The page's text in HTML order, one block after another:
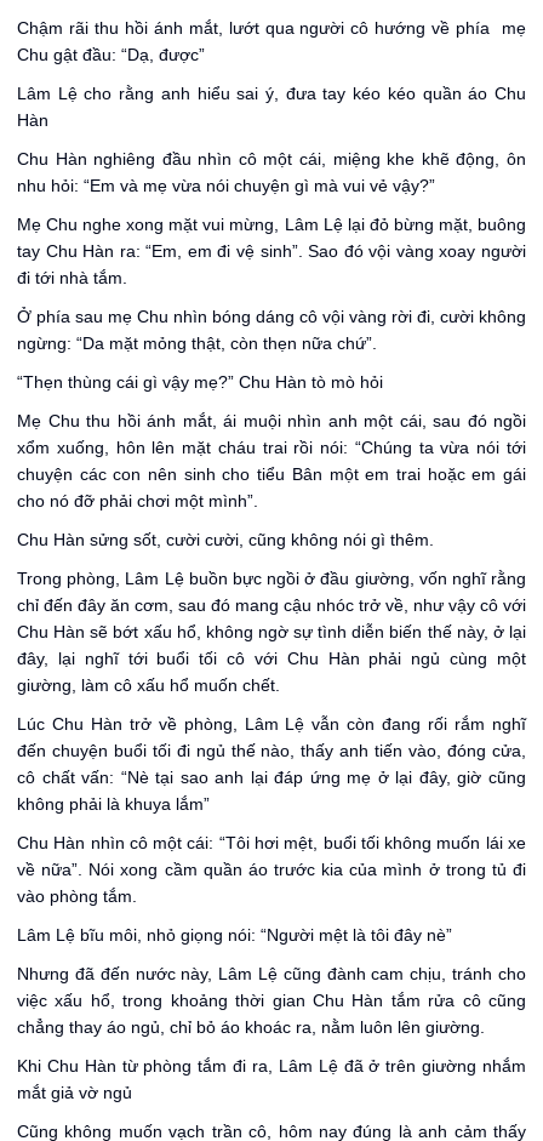
Chậm rãi thu hồi ánh mắt, lướt qua người cô hướng về phía mẹ
Chu gật đầu: “Dạ, được”
Lâm Lệ cho rằng anh hiểu sai ý, đưa tay kéo kéo quần áo Chu
Hàn
Chu Hàn nghiêng đầu nhìn cô một cái, miệng khe khẽ động, ôn
nhu hỏi: “Em và mẹ vừa nói chuyện gì mà vui vẻ vậy?”
Mẹ Chu nghe xong mặt vui mừng, Lâm Lệ lại đỏ bừng mặt, buông
tay Chu Hàn ra: “Em, em đi vệ sinh”. Sao đó vội vàng xoay người
đi tới nhà tắm.
Ở phía sau mẹ Chu nhìn bóng dáng cô vội vàng rời đi, cười không
ngừng: “Da mặt mỏng thật, còn thẹn nữa chứ”.
“Thẹn thùng cái gì vậy mẹ?” Chu Hàn tò mò hỏi
Mẹ Chu thu hồi ánh mắt, ái muội nhìn anh một cái, sau đó ngồi
xổm xuống, hôn lên mặt cháu trai rồi nói: “Chúng ta vừa nói tới
chuyện các con nên sinh cho tiểu Bân một em trai hoặc em gái
cho nó đỡ phải chơi một mình”.
Chu Hàn sửng sốt, cười cười, cũng không nói gì thêm.
Trong phòng, Lâm Lệ buồn bực ngồi ở đầu giường, vốn nghĩ rằng
chỉ đến đây ăn cơm, sau đó mang cậu nhóc trở về, như vậy cô với
Chu Hàn sẽ bớt xấu hổ, không ngờ sự tình diễn biến thế này, ở lại
đây, lại nghĩ tới buổi tối cô với Chu Hàn phải ngủ cùng một
giường, làm cô xấu hổ muốn chết.
Lúc Chu Hàn trở về phòng, Lâm Lệ vẫn còn đang rối rắm nghĩ
đến chuyện buổi tối đi ngủ thế nào, thấy anh tiến vào, đóng cửa,
cô chất vấn: “Nè tại sao anh lại đáp ứng mẹ ở lại đây, giờ cũng
không phải là khuya lắm”
Chu Hàn nhìn cô một cái: “Tôi hơi mệt, buổi tối không muốn lái xe
về nữa”. Nói xong cầm quần áo trước kia của mình ở trong tủ đi
vào phòng tắm.
Lâm Lệ bĩu môi, nhỏ giọng nói: “Người mệt là tôi đây nè”
Nhưng đã đến nước này, Lâm Lệ cũng đành cam chịu, tránh cho
việc xấu hổ, trong khoảng thời gian Chu Hàn tắm rửa cô cũng
chẳng thay áo ngủ, chỉ bỏ áo khoác ra, nằm luôn lên giường.
Khi Chu Hàn từ phòng tắm đi ra, Lâm Lệ đã ở trên giường nhắm
mắt giả vờ ngủ
Cũng không muốn vạch trần cô, hôm nay đúng là anh cảm thấy